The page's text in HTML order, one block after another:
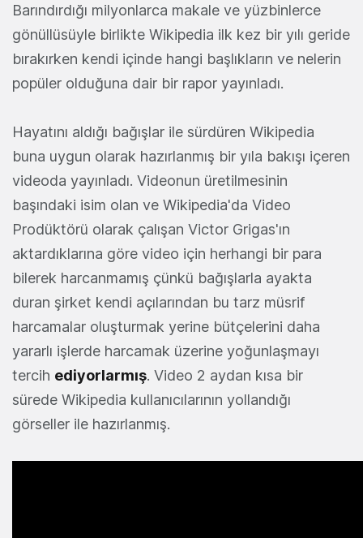
Barındırdığı milyonlarca makale ve yüzbinlerce
gönüllüsüyle birlikte Wikipedia ilk kez bir yılı geride
bırakırken kendi içinde hangi başlıkların ve nelerin
popüler olduğuna dair bir rapor yayınladı.
Hayatını aldığı bağışlar ile sürdüren Wikipedia
buna uygun olarak hazırlanmış bir yıla bakışı içeren
videoda yayınladı. Videonun üretilmesinin
başındaki isim olan ve Wikipedia'da Video
Prodüktörü olarak çalışan Victor Grigas'ın
aktardıklarına göre video için herhangi bir para
bilerek harcanmamış çünkü bağışlarla ayakta
duran şirket kendi açılarından bu tarz müsrif
harcamalar oluşturmak yerine bütçelerini daha
yararlı işlerde harcamak üzerine yoğunlaşmayı
tercih ediyorlarmış. Video 2 aydan kısa bir
sürede Wikipedia kullanıcılarının yollandığı
görseller ile hazırlanmış.